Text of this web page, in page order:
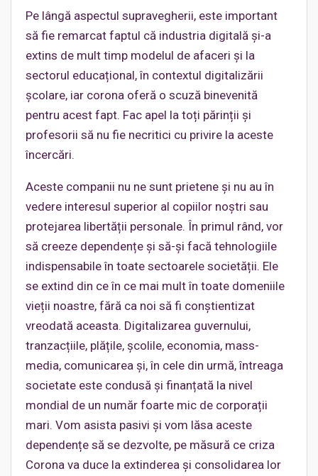
Pe lângă aspectul supravegherii, este important
să fie remarcat faptul că industria digitală și-a
extins de mult timp modelul de afaceri și la
sectorul educațional, în contextul digitalizării
școlare, iar corona oferă o scuză binevenită
pentru acest fapt. Fac apel la toți părinții și
profesorii să nu fie necritici cu privire la aceste
încercări.
Aceste companii nu ne sunt prietene și nu au în
vedere interesul superior al copiilor noștri sau
protejarea libertății personale. În primul rând, vor
să creeze dependențe și să-și facă tehnologiile
indispensabile în toate sectoarele societății. Ele
se extind din ce în ce mai mult în toate domeniile
vieții noastre, fără ca noi să fi conștientizat
vreodată aceasta. Digitalizarea guvernului,
tranzacțiile, plățile, școlile, economia, mass-
media, comunicarea și, în cele din urmă, întreaga
societate este condusă și finanțată la nivel
mondial de un număr foarte mic de corporații
mari. Vom asista pasivi și vom lăsa aceste
dependențe să se dezvolte, pe măsură ce criza
Corona va duce la extinderea și consolidarea lor